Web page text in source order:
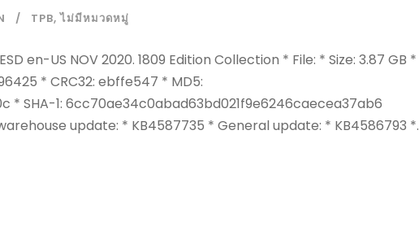
TPB, ไม่มีหมวดหมู่
en-US NOV 2020. 1809 Edition Collection * File: * Size: 3.87 GB *
* CRC32: ebffe547 * MD5:
* SHA-1: 6cc70ae34c0abad63bd021f9e6246caecea37ab6
update: * KB4587735 * General update: * KB4586793 *.